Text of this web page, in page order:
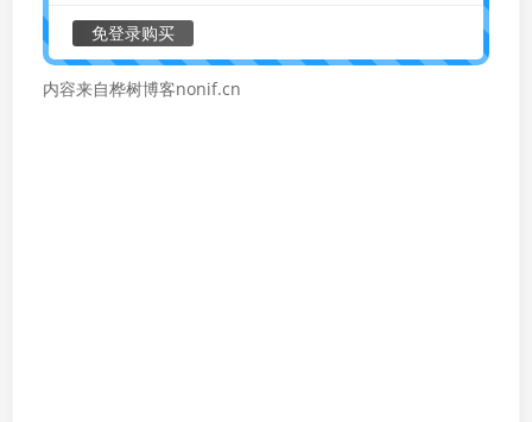
免登录购买
内容来自桦树博客nonif.cn